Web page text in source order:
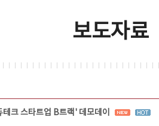
보도자료
크 스타트업 B트랙' 데모데이